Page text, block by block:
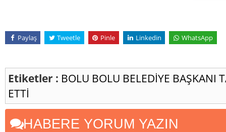
Paylaş Tweetle Pinle Linkedin WhatsApp
Etiketler : BOLU BOLU BELEDİYE BAŞKANI
ETTİ
HABERE YORUM YAZIN